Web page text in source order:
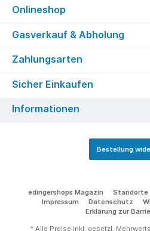
Onlineshop
Gasverkauf & Abholung
Zahlungsarten
Sicher Einkaufen
Informationen
Bestellung
edingershops Magazin Standorte
Impressum
Datenschutz
Erklärung zur
* Alle Preise inkl. gesetzl.